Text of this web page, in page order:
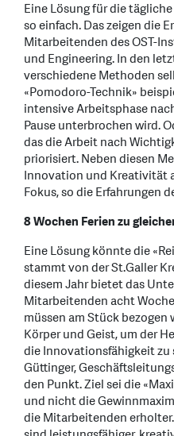
Eine Lösung für die
so einfach. Das zeigen die
Mitarbeitenden des OST-
und Engineering. In den
verschiedene Methoden
«Pomodoro-Technik»
intensive Arbeitsphase
Pause unterbrochen wird.
das die Arbeit nach
priorisiert. Neben diesen
Innovation und Kreativität
Fokus, so die Erfahrungen
8 Wochen Ferien zu
Eine Lösung könnte die
stammt von der St.Galler
diesem Jahr bietet das
Mitarbeitenden acht
müssen am Stück bezogen
Körper und Geist, um der
die Innovationsfähigkeit zu
Güttinger,
den Punkt. Ziel sei die
und nicht die
die Mitarbeitenden